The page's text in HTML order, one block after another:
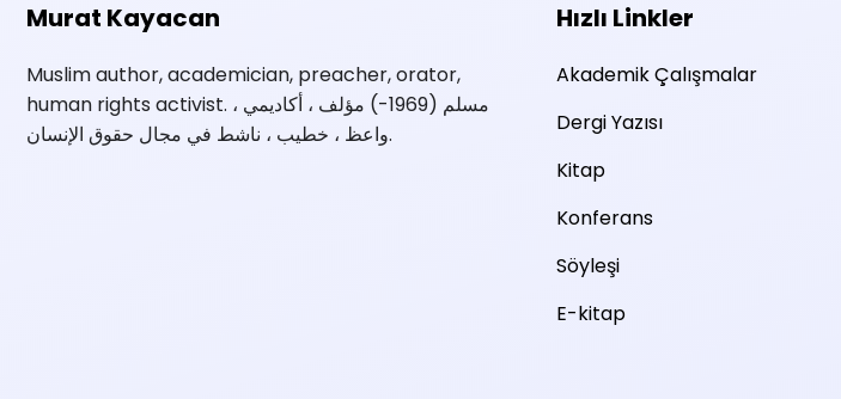
Murat Kayacan
Muslim author, academician, preacher, orator,
human rights activist. مسلم (1969-) مؤلف ، أكاديمي ،
واعظ ، خطيب ، ناشط في مجال حقوق الإنسان.
Hızlı Linkler
Akademik Çalışmalar
Dergi Yazısı
Kitap
Konferans
Söyleşi
E-kitap